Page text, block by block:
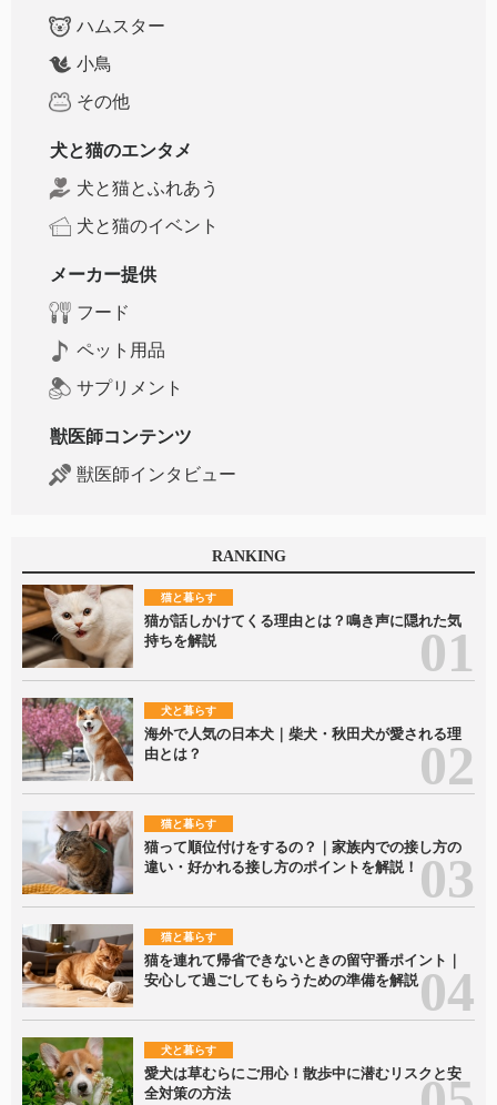
ハムスター
小鳥
その他
犬と猫のエンタメ
犬と猫とふれあう
犬と猫のイベント
メーカー提供
フード
ペット用品
サプリメント
獣医師コンテンツ
獣医師インタビュー
RANKING
猫と暮らす
猫が話しかけてくる理由とは？鳴き声に隠れた気
持ちを解説
犬と暮らす
海外で人気の日本犬｜柴犬・秋田犬が愛される理
由とは？
猫と暮らす
猫って順位付けをするの？｜家族内での接し方の
違い・好かれる接し方のポイントを解説！
猫と暮らす
猫を連れて帰省できないときの留守番ポイント｜
安心して過ごしてもらうための準備を解説
犬と暮らす
愛犬は草むらにご用心！散歩中に潜むリスクと安
全対策の方法